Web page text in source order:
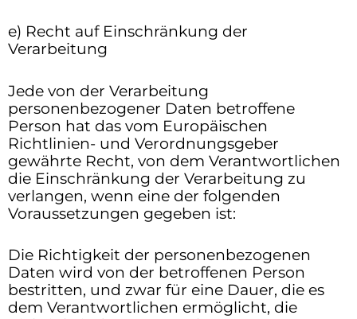
e) Recht auf Einschränkung der
Verarbeitung
Jede von der Verarbeitung
personenbezogener Daten betroffene
Person hat das vom Europäischen
Richtlinien- und Verordnungsgeber
gewährte Recht, von dem Verantwortlichen
die Einschränkung der Verarbeitung zu
verlangen, wenn eine der folgenden
Voraussetzungen gegeben ist:
Die Richtigkeit der personenbezogenen
Daten wird von der betroffenen Person
bestritten, und zwar für eine Dauer, die es
dem Verantwortlichen ermöglicht, die